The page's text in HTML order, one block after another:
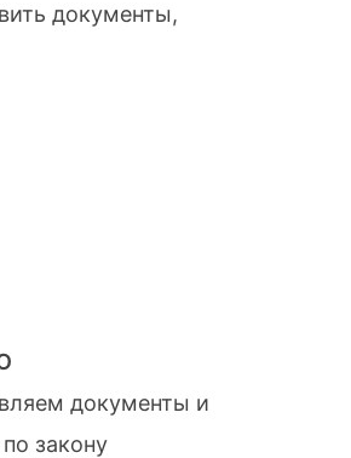
документы,
документы и
закону